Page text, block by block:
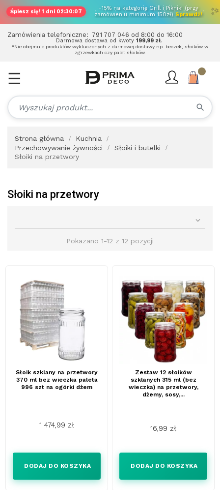
Śpiesz się! 1 dni 02:30:06
-15% na kategorię Grill i Piknik! (przy
zamówieniu minimum 150zł) Sprawdź! ✨
Zamówienia telefoniczne: 791 707 046 od 8:00 do 16:00
Darmowa dostawa od kwoty 199,99 zł.
*Nie obejmuje produktów wykluczonych z darmowej dostawy np. beczek, słoików w
zgrzewkach czy palet słoików.
search
Toggle
navigation
☰
Strona główna
Kuchnia
Przechowywanie żywności
Słoiki i butelki
Słoiki na przetwory
Słoiki na przetwory

Pokazano 1-12 z 12 pozycji
Słoik szklany na przetwory
370 ml bez wieczka paleta
996 szt na ogórki dżem
1 474,99 zł
DODAJ DO KOSZYKA
Zestaw 12 słoików
szklanych 315 ml (bez
wieczka) na przetwory,
dżemy, sosy,...
16,99 zł
DODAJ DO KOSZYKA